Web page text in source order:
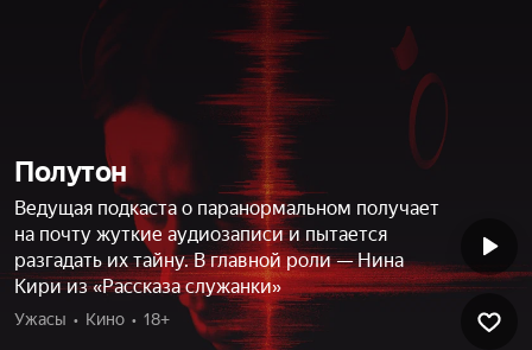
Полутон
Ведущая подкаста о паранормальном получает
на почту жуткие аудиозаписи и пытается
разгадать их тайну. В главной роли — Нина
Кири из «Рассказа служанки»
Ужасы  •  Кино  •  18+